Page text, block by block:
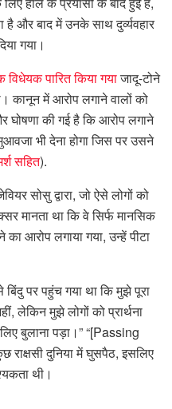
है और बाद में उनके साथ दुर्व्यवहार
गया।
विधेयक पारित किया गयाजादू-टोने
कानून में आरोप लगाने वालों को
की गई है कि आरोप लगाने
भी देना होगा जिस पर उसने
सहित).
सोसु द्वारा, जो ऐसे लोगों को
मानता था कि वे सिर्फ मानसिक
आरोप लगाया गया, उन्हें पीटा
पर पहुंच गया था कि मुझे पूरा
लेकिन मुझे लोगों को प्रार्थना
बुलाना पड़ा।” “[Passing
दुनिया में घुसपैठ, इसलिए
थी।